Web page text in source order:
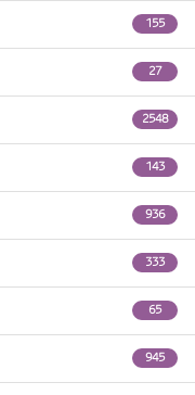
155
27
2548
143
936
333
65
945